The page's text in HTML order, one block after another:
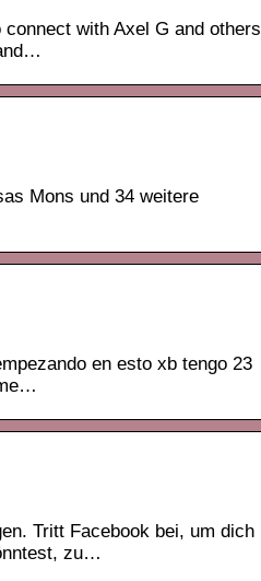
with Axel G and others
Mons und 34 weitere
en esto xb tengo 23
Tritt Facebook bei, um dich
zu…